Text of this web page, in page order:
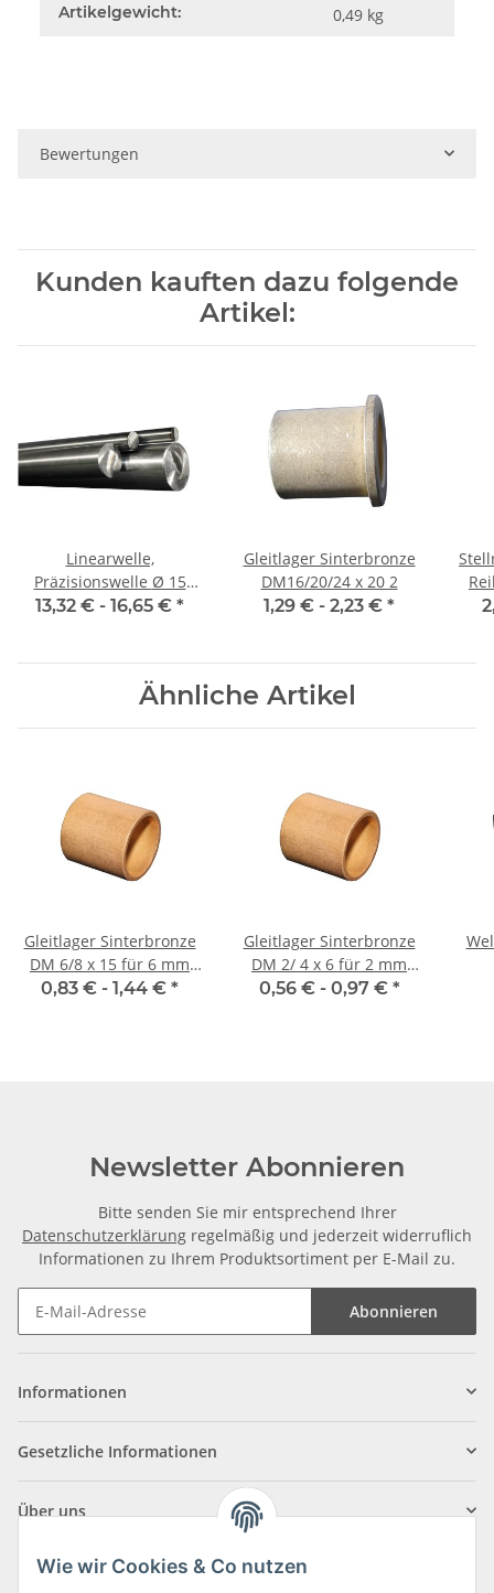
Artikelgewicht: 0,49 kg
Bewertungen
Kunden kauften dazu folgende
Artikel:
Linearwelle,
Präzisionswelle Ø 15
mm, je m ± 5 mm,
13,32 € - 16,65 € *
Gleitlager Sinterbronze
DM16/20/24 x 20 2
1,29 € - 2,23 € *
Ähnliche Artikel
Gleitlager Sinterbronze
DM 6/8 x 15 für 6 mm
Welle
0,83 € - 1,44 € *
Gleitlager Sinterbronze
DM 2/ 4 x 6 für 2 mm
Welle
0,56 € - 0,97 € *
Newsletter Abonnieren
Bitte senden Sie mir entsprechend Ihrer
Datenschutzerklärung regelmäßig und jederzeit widerruflich
Informationen zu Ihrem Produktsortiment per E-Mail zu.
Abonnieren
Informationen
Gesetzliche Informationen
Über uns
Wie wir Cookies & Co nutzen